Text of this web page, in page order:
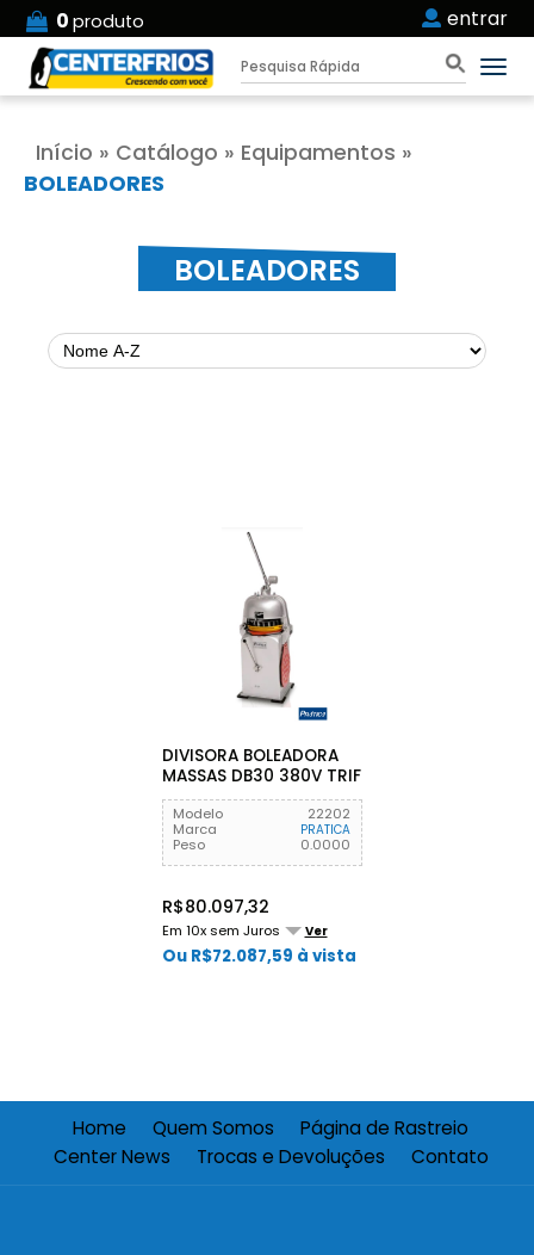
0produto entrar
Início » Catálogo » Equipamentos »
BOLEADORES
BOLEADORES
DIVISORA BOLEADORA
MASSAS DB30 380V TRIF
PRATICA
Modelo
22202
Marca
PRATICA
Peso 0.0000
R$80.097,32
Em 10x sem Juros Ver
Ou R$72.087,59 à vista
Home Quem Somos
Página de Rastreio
Center News
Trocas e Devoluções Contato